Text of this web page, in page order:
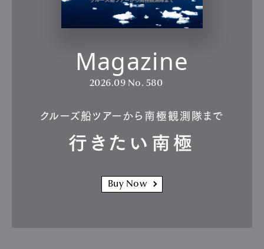
Magazine
2026.09 No. 580
クルーズ船ツアーから南極観測隊まで
行きたい南極
Buy Now